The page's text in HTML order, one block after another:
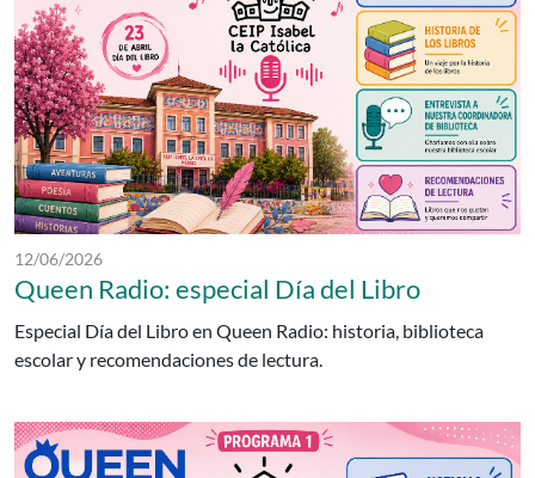
Fecha de publicación:
12/06/2026
Queen Radio: especial Día del Libro
Especial Día del Libro en Queen Radio: historia, biblioteca
escolar y recomendaciones de lectura.